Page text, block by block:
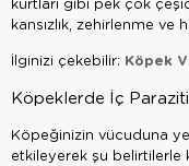
kansızlık, zehirlenme
İlginizi çekebilir: Köpek
Köpeklerde İç
Köpeğinizin vücuduna
etkileyerek şu belirtilerle